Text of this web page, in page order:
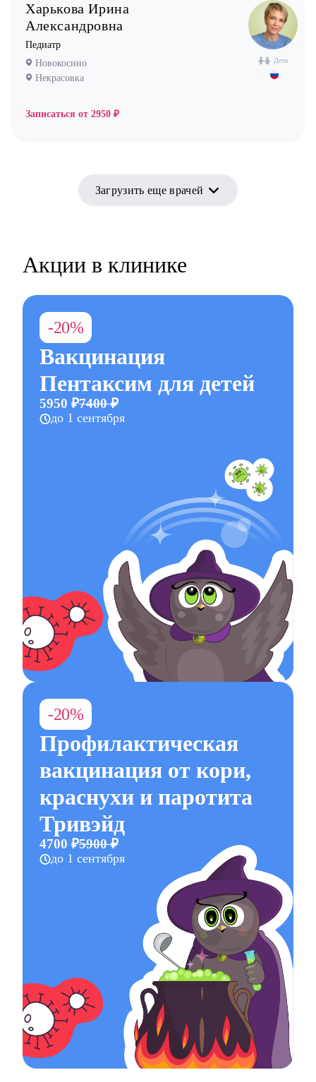
Дети
Харькова Ирина
Александровна
Педиатр
Новокосино
Некрасовка
Записаться от 2950 ₽
Загрузить еще врачей
Акции в клинике
-20%
Вакцинация
Пентаксим для детей
5950 ₽7400 ₽
до 1 сентября
-20%
Профилактическая
вакцинация от кори,
краснухи и паротита
Тривэйд
4700 ₽5900 ₽
до 1 сентября